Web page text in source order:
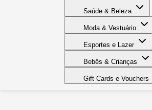
Saúde & Beleza
Moda & Vestuário
Esportes e Lazer
Bebês & Crianças
Gift Cards e Vouchers